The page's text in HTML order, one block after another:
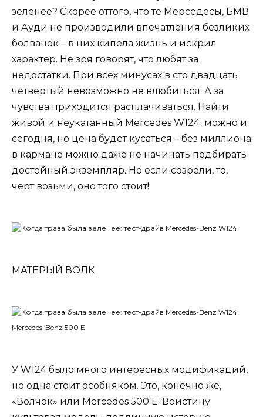
зеленее? Скорее оттого, что те Мерседесы, БМВ
и Ауди не производили впечатления безликих
болванок – в них кипела жизнь и искрил
характер. Не зря говорят, что любят за
недостатки. При всех минусах в сто двадцать
четвертый невозможно не влюбиться. А за
чувства приходится расплачиваться. Найти
живой и неукатанный Mercedes W124 можно и
сегодня, но цена будет кусаться – без миллиона
в кармане можно даже не начинать подбирать
достойный экземпляр. Но если созрели, то,
черт возьми, оно того стоит!
МАТЕРЫЙ ВОЛК
Mercedes-Benz 500 E
У W124 было много интересных модификаций,
но одна стоит особняком. Это, конечно же,
«Волчок» или Mercedes 500 E. Воистину